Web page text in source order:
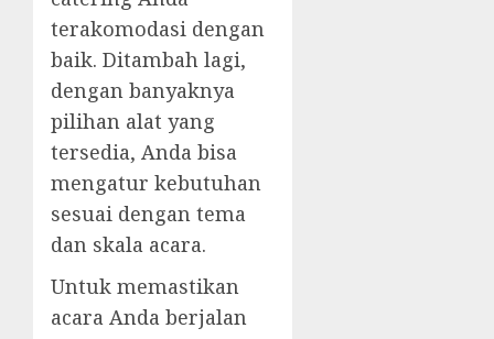
terakomodasi dengan
baik. Ditambah lagi,
dengan banyaknya
pilihan alat yang
tersedia, Anda bisa
mengatur kebutuhan
sesuai dengan tema
dan skala acara.
Untuk memastikan
acara Anda berjalan